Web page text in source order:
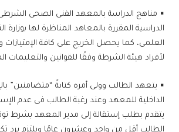
▪ مناهج الدراسة بالمعهد الفنى الصحى
الدراسية المقررة بالمعاهد المناظرة لها بوزارة
العلمى، كما يحصل الخريج على كافة الإمتيازات
لأفراد هيئة الشرطة وفقًا للقوانين والتعليمات
▪ يتعهد الطالب وولى أمره كتابةً “متضامنين”
الداخلية للمعهد وعند رغبة الطالب فى عدم
يتقدم بطلب إستقالة إلى مدير المعهد بشرط
الطالب أقل من واحد وعشرون عامًا ويلتزم برد